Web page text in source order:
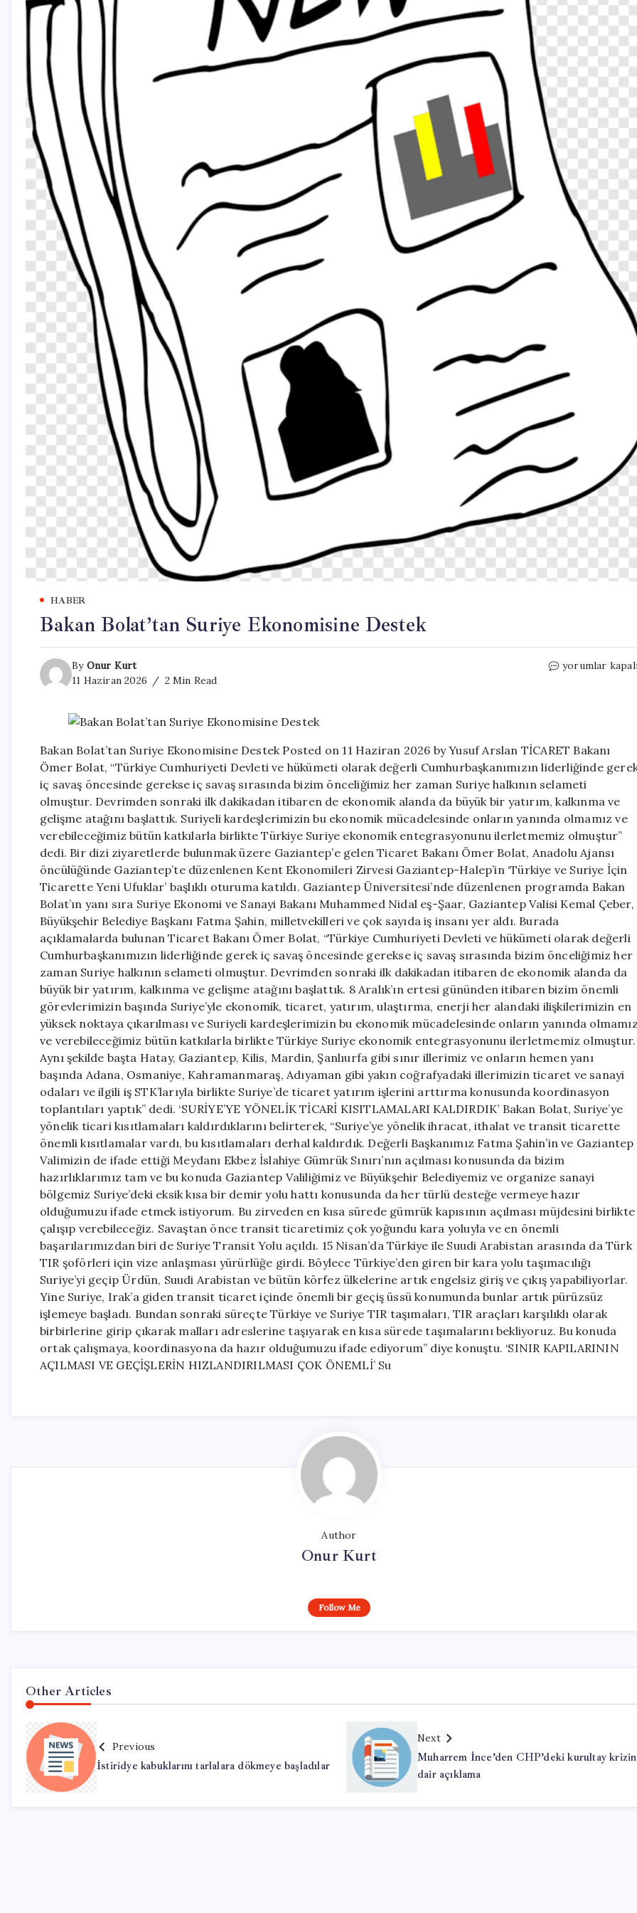
HABER
Bakan Bolat’tan Suriye Ekonomisine Destek
By Onur Kurt
11 Haziran 2026
2 Min Read
Bakan
yorumlar
Bakan Bolat’tan Suriye Ekonomisine Destek Posted on 11 Haziran 2026 by Yusuf Arslan TİCARET Bakanı
Ömer Bolat, “Türkiye Cumhuriyeti Devleti ve hükümeti olarak değerli Cumhurbaşkanımızın liderliğinde
iç savaş öncesinde gerekse iç savaş sırasında bizim önceliğimiz her zaman Suriye halkının selameti
olmuştur. Devrimden sonraki ilk dakikadan itibaren de ekonomik alanda da büyük bir yatırım, kalkınma ve
gelişme atağını başlattık. Suriyeli kardeşlerimizin bu ekonomik mücadelesinde onların yanında olmamız ve
verebileceğimiz bütün katkılarla birlikte Türkiye Suriye ekonomik entegrasyonunu ilerletmemiz olmuştur”
dedi. Bir dizi ziyaretlerde bulunmak üzere Gaziantep’e gelen Ticaret Bakanı Ömer Bolat, Anadolu Ajansı
öncülüğünde Gaziantep’te düzenlenen Kent Ekonomileri Zirvesi Gaziantep-Halep’in ‘Türkiye ve Suriye İçin
Ticarette Yeni Ufuklar’ başlıklı oturuma katıldı. Gaziantep Üniversitesi’nde düzenlenen programda Bakan
Bolat’ın yanı sıra Suriye Ekonomi ve Sanayi Bakanı Muhammed Nidal eş-Şaar, Gaziantep Valisi Kemal Çeber,
Büyükşehir Belediye Başkanı Fatma Şahin, milletvekilleri ve çok sayıda iş insanı yer aldı. Burada
açıklamalarda bulunan Ticaret Bakanı Ömer Bolat, “Türkiye Cumhuriyeti Devleti ve hükümeti olarak değerli
Cumhurbaşkanımızın liderliğinde gerek iç savaş öncesinde gerekse iç savaş sırasında bizim önceliğimiz her
zaman Suriye halkının selameti olmuştur. Devrimden sonraki ilk dakikadan itibaren de ekonomik alanda da
büyük bir yatırım, kalkınma ve gelişme atağını başlattık. 8 Aralık’ın ertesi gününden itibaren bizim önemli
görevlerimizin başında Suriye’yle ekonomik, ticaret, yatırım, ulaştırma, enerji her alandaki ilişkilerimizin en
yüksek noktaya çıkarılması ve Suriyeli kardeşlerimizin bu ekonomik mücadelesinde onların yanında
ve verebileceğimiz bütün katkılarla birlikte Türkiye Suriye ekonomik entegrasyonunu ilerletmemiz olmuştur.
Aynı şekilde başta Hatay, Gaziantep, Kilis, Mardin, Şanlıurfa gibi sınır illerimiz ve onların hemen yanı
başında Adana, Osmaniye, Kahramanmaraş, Adıyaman gibi yakın coğrafyadaki illerimizin ticaret ve sanayi
odaları ve ilgili iş STK’larıyla birlikte Suriye’de ticaret yatırım işlerini arttırma konusunda koordinasyon
toplantıları yaptık” dedi. ‘SURİYE’YE YÖNELİK TİCARİ KISITLAMALARI KALDIRDIK’ Bakan Bolat, Suriye’ye
yönelik ticari kısıtlamaları kaldırdıklarını belirterek, “Suriye’ye yönelik ihracat, ithalat ve transit ticarette
önemli kısıtlamalar vardı, bu kısıtlamaları derhal kaldırdık. Değerli Başkanımız Fatma Şahin’in ve Gaziantep
Valimizin de ifade ettiği Meydanı Ekbez İslahiye Gümrük Sınırı’nın açılması konusunda da bizim
hazırlıklarımız tam ve bu konuda Gaziantep Valiliğimiz ve Büyükşehir Belediyemiz ve organize sanayi
bölgemiz Suriye’deki eksik kısa bir demir yolu hattı konusunda da her türlü desteğe vermeye hazır
olduğumuzu ifade etmek istiyorum. Bu zirveden en kısa sürede gümrük kapısının açılması müjdesini birlikte
çalışıp verebileceğiz. Savaştan önce transit ticaretimiz çok yoğundu kara yoluyla ve en önemli
başarılarımızdan biri de Suriye Transit Yolu açıldı. 15 Nisan’da Türkiye ile Suudi Arabistan arasında da Türk
TIR şoförleri için vize anlaşması yürürlüğe girdi. Böylece Türkiye’den giren bir kara yolu taşımacılığı
Suriye’yi geçip Ürdün, Suudi Arabistan ve bütün körfez ülkelerine artık engelsiz giriş ve çıkış yapabiliyorlar.
Yine Suriye, Irak’a giden transit ticaret içinde önemli bir geçiş üssü konumunda bunlar artık pürüzsüz
işlemeye başladı. Bundan sonraki süreçte Türkiye ve Suriye TIR taşımaları, TIR araçları karşılıklı olarak
birbirlerine girip çıkarak malları adreslerine taşıyarak en kısa sürede taşımalarını bekliyoruz. Bu konuda
ortak çalışmaya, koordinasyona da hazır olduğumuzu ifade ediyorum” diye konuştu. ‘SINIR KAPILARININ
AÇILMASI VE GEÇİŞLERİN HIZLANDIRILMASI ÇOK ÖNEMLİ’ Su
Author
Onur Kurt
Follow Me
Other Articles
Previous
İstiridye kabuklarını tarlalara dökmeye başladılar
Next
Muharrem İnce’den CHP’deki kurultay
dair açıklama